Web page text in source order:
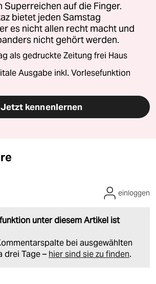
Superreichen auf die Finger.
bietet jeden Samstag
es nicht allen recht macht und
nicht gehört werden.
als gedruckte Zeitung frei Haus
Ausgabe inkl. Vorlesefunktion
Jetzt kennenlernen
unter diesem Artikel ist
bei ausgewählten
drei Tage – hier sind sie zu finden.
einloggen